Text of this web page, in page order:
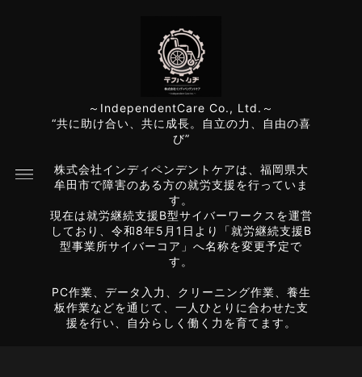
～IndependentCare Co., Ltd.～
“共に助け合い、共に成長。自立の力、自由の喜
び”
株式会社インディペンデントケアは、福岡県大
牟田市で障害のある方の就労支援を行っていま
す。
現在は就労継続支援B型サイバーワークスを運営
しており、令和8年5月1日より「就労継続支援B
型事業所サイバーコア」へ名称を変更予定で
す。
PC作業、データ入力、クリーニング作業、養生
板作業などを通じて、一人ひとりに合わせた支
援を行い、自分らしく働く力を育てます。